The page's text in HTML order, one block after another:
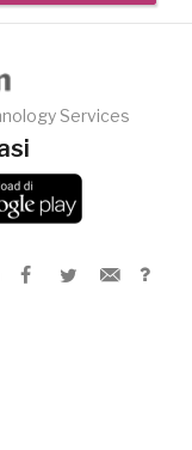
Services